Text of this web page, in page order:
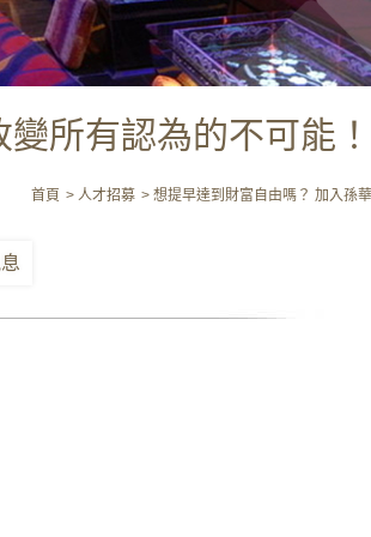
所有認為的不可能！
首頁 人才招募 想提早達到財富自由嗎？ 加入孫